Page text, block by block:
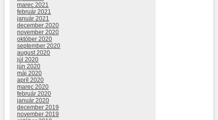
marec 2021
február 2021
január 2021
december 2020
november 2020
október 2020
september 2020
august 2020
júl 2020
jún 2020
máj 2020
apríl 2020
marec 2020
február 2020
január 2020
december 2019
november 2019